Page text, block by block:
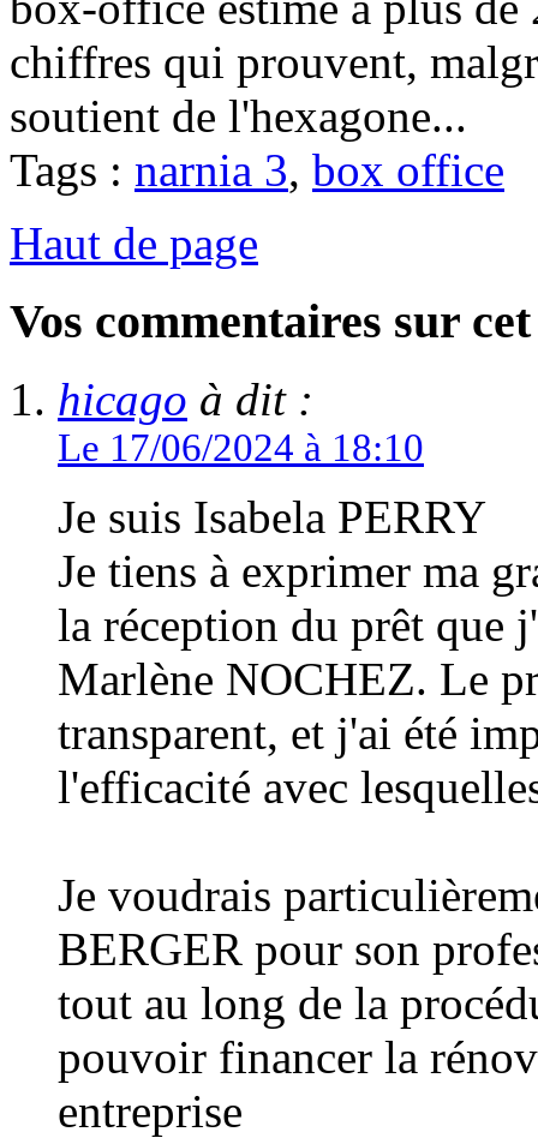
chiffres qui prouvent,
soutient de l'hexagone...
Tags : narnia 3, box office
Haut de page
Vos commentaires sur
hicago à dit :
Le 17/06/2024 à 18:10
Je suis Isabela PERRY
Je tiens à exprimer ma
la réception du prêt que
Marlène NOCHEZ. Le
transparent, et j'ai été
l'efficacité avec
Je voudrais
BERGER pour son
tout au long de la
pouvoir financer la
entreprise